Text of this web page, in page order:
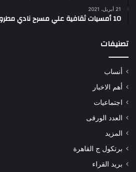
21 أبريل، 2021
10 أمسيات ثقافية علي مسرح نادي مطروح الإجتماعي في رمضان
تصنيفات
أنساب
أهم الاخبار
اجتماعيات
العدد الورقى
المزيد
برتكول ج القاهرة
بريد القراء